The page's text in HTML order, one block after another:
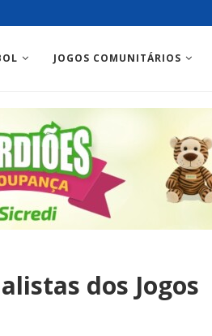
JOGOS COMUNITÁRIOS
dos Jogos